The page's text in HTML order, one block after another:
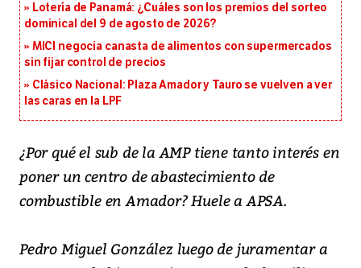
Lotería de Panamá: ¿Cuáles son los premios del sorteo
dominical del 9 de agosto de 2026?
MICI negocia canasta de alimentos con supermercados
sin fijar control de precios
Clásico Nacional: Plaza Amador y Tauro se vuelven a ver
las caras en la LPF
¿Por qué el sub de la AMP tiene tanto interés en
poner un centro de abastecimiento de
combustible en Amador? Huele a APSA.
Pedro Miguel González luego de juramentar a